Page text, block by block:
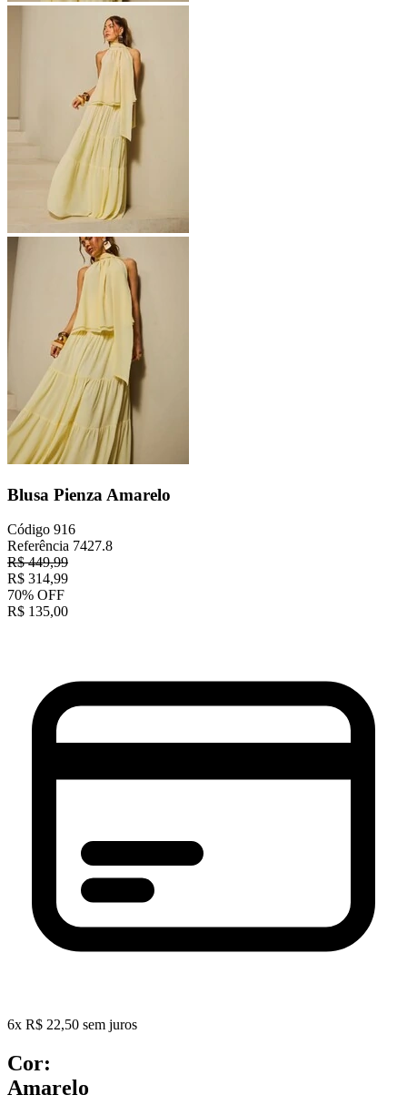
Blusa Pienza Amarelo
Código 916
Referência 7427.8
R$449,99
R$ 314,99
70% OFF
R$ 135,00
6x R$ 22,50 sem juros
Cor:
Amarelo